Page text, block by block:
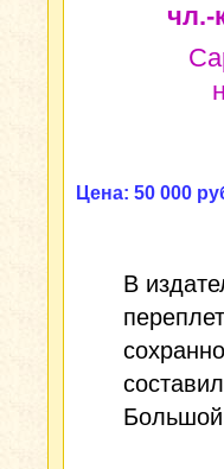
чл.-
Цена: 50 000
В